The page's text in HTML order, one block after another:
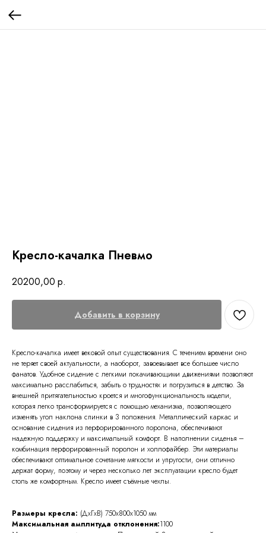
Кресло-качалка Пневмо
20200,00 р.
Добавить в корзину
Кресло-качалка имеет вековой опыт существования. С течением времени оно
не теряет своей актуальности, а наоборот, завоевывает все большее число
фанатов. Удобное сидение с легкими покачивающими движениями позволяют
максимально расслабиться, забыть о трудностях и погрузиться в детство. За
внешней притягательностью кроется и многофункциональность модели,
которая легко трансформируется с помощью механизма, позволяющего
изменять угол наклона спинки в 3 положения. Металлический каркас и
основание сидения из перфорированного поролона, обеспечивают
надежную поддержку и максимальный комфорт. В наполнении сиденья –
комбинация перфорированный поролон и холлофайбер. Эти материалы
обеспечивают оптимальное сочетание мягкости и упругости, они отлично
держат форму, поэтому и через несколько лет эксплуатации кресло будет
столь же комфортным. Кресло имеет съёмные чехлы.
Размеры кресла: (ДхГхВ) 750x800x1050 мм
Максимальная амплитуда отклонения:1100